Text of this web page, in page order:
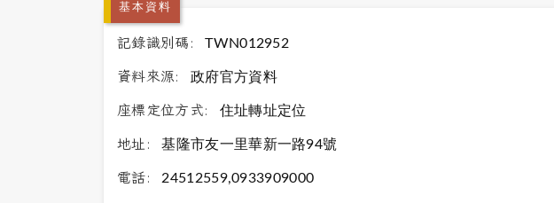
基本資料
記錄識別碼: TWN012952
資料來源: 政府官方資料
座標定位方式: 住址轉址定位
地址: 基隆市友一里華新一路94號
電話: 24512559,0933909000